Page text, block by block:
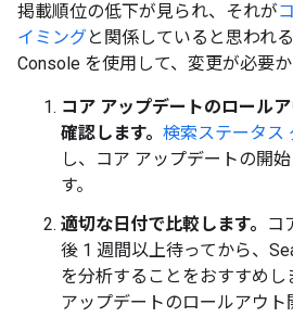
掲載順位の低下が見られ、それが
イミングと関係していると思われ
Console を使用して、変更が必要か
コア アップデートのロール
確認します。 検索ステータス
し、コア アップデートの開
す。
適切な日付で比較します。
コ
後 1 週間以上待ってから、
を分析することをおすすめし
アップデートのロールアウト